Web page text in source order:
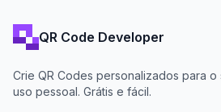
QR Code Developer
Crie QR Codes personalizados para
uso pessoal. Grátis e fácil.